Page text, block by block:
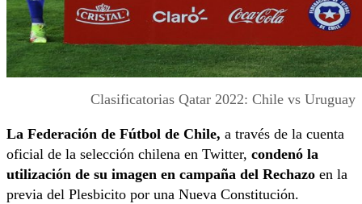
Clasificatorias Qatar 2022: Chile vs Uruguay
La Federación de Fútbol de Chile, a través de la cuenta
oficial de la selección chilena en Twitter, condenó la
utilización de su imagen en campaña del Rechazo en la
previa del Plesbicito por una Nueva Constitución.